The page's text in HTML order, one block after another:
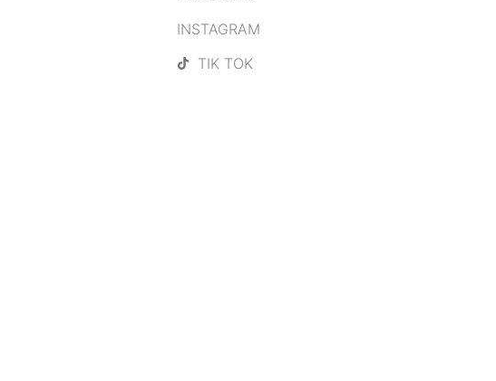
INSTAGRAM
TIK TOK